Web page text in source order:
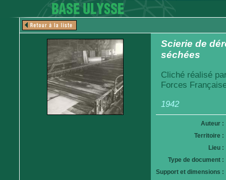
Scierie de
séchées
Cliché réalisé
Forces
1942
Auteur :
Territoire :
Lieu :
Type de document :
Support et dimensions :